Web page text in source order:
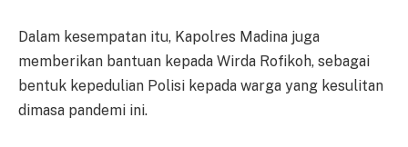
Dalam kesempatan itu, Kapolres Madina juga
memberikan bantuan kepada Wirda Rofikoh, sebagai
bentuk kepedulian Polisi kepada warga yang kesulitan
dimasa pandemi ini.